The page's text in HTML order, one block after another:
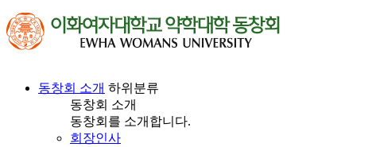
동창회 소개 하위분류
동창회 소개
동창회를 소개합니다.
회장인사